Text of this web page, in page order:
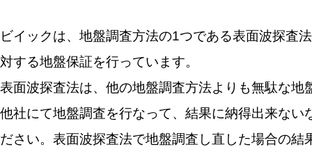
ビイックは、地盤調査方法の1つである表面波探査
対する地盤保証を行っています。
表面波探査法は、他の地盤調査方法よりも無駄な
他社にて地盤調査を行なって、結果に納得出来な
ださい。表面波探査法で地盤調査し直した場合の結